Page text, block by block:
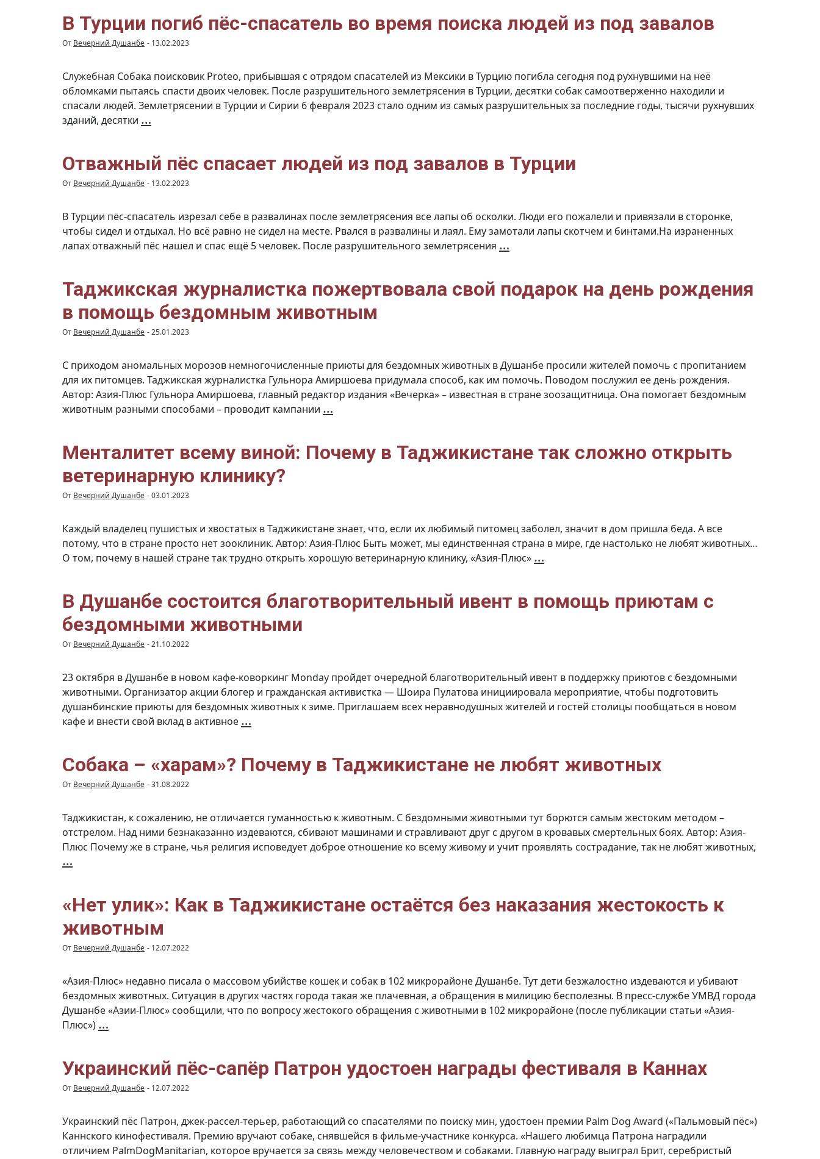
завалов
свою
семью
подавая
знаки
В Турции погиб пёс-спасатель во время поиска людей из под завалов
От Вечерний Душанбе - 13.02.2023
Служебная Собака поисковик Proteo, прибывшая с отрядом спасателей из Мексики в Турцию погибла сегодня под рухнувшими на неё
обломками пытаясь спасти двоих человек. После разрушительного землетрясения в Турции, десятки собак самоотверженно находили и
спасали людей. Землетрясении в Турции и Сирии 6 февраля 2023 стало одним из самых разрушительных за последние годы, тысячи рухнувших
зданий, десятки …Турции
погиб
во
время
поиска
людей
из
под
Отважный пёс спасает людей из под завалов в Турции
От Вечерний Душанбе - 13.02.2023
В Турции пёс-спасатель изрезал себе в развалинах после землетрясения все лапы об осколки. Люди его пожалели и привязали в сторонке,
чтобы сидел и отдыхал. Но всё равно не сидел на месте. Рвался в развалины и лаял. Ему замотали лапы скотчем и бинтами.На израненных
лапах отважный пёс нашел и спас ещё 5 человек. После разрушительного землетрясения …пёс
спасает
завалов
в
Турции
Таджикская журналистка пожертвовала свой подарок на день рождения
в помощь бездомным животным
От Вечерний Душанбе -25.01.2023
С приходом аномальных морозов немногочисленные приюты для бездомных животных в Душанбе просили жителей помочь с пропитанием
для их питомцев. Таджикская журналистка Гульнора Амиршоева придумала способ, как им помочь. Поводом послужил ее день рождения.
Автор: Азия-Плюс Гульнора Амиршоева, главный редактор издания «Вечерка» – известная в стране зоозащитница. Она помогает бездомным
животным разными способами – проводит кампании … Таджикская
журналистка
пожертвовала
день
рождения
в
Менталитет всему виной: Почему в Таджикистане так сложно открыть
ветеринарную клинику?
От Вечерний Душанбе -03.01.2023
Каждый владелец пушистых и хвостатых в Таджикистане знает, что, если их любимый питомец заболел, значит в дом пришла беда. А все
потому, что в стране просто нет зооклиник. Автор: Азия-Плюс Быть может, мы единственная страна в мире, где настолько не любят животных…
О том, почему в нашей стране так трудно открыть хорошую ветеринарную клинику, «Азия-Плюс» … Менталитет
всему
виной:
так
сложно
открыть
В Душанбе состоится благотворительный ивент в помощь приютам с
бездомными животными
От Вечерний Душанбе -21.10.2022
23 октября в Душанбе в новом кафе-коворкинг Monday пройдет очередной благотворительный ивент в поддержку приютов с бездомными
животными. Организатор акции блогер и гражданская активистка — Шоира Пулатова инициировала мероприятие, чтобы подготовить
душанбинские приюты для бездомных животных к зиме. Приглашаем всех неравнодушных жителей и гостей столицы пообщаться в новом
кафе и внести свой вклад в активное …Душанбе
состоится
в
помощь
приютам
с
Собака – «харам»? Почему в Таджикистане не любят животных
От Вечерний Душанбе -31.08.2022
Таджикистан, к сожалению, не отличается гуманностью к животным. С бездомными животными тут борются самым жестоким методом –
отстрелом. Над ними безнаказанно издеваются, сбивают машинами и стравливают друг с другом в кровавых смертельных боях. Автор: Азия-
Плюс Почему же в стране, чья религия исповедует доброе отношение ко всему живому и учит проявлять сострадание, так не любят животных,
…–«харам»?
Таджикистане
не
любят
животных
«Нет улик»: Как в Таджикистане остаётся без наказания жестокость к
животным
От Вечерний Душанбе - 12.07.2022
«Азия-Плюс» недавно писала о массовом убийстве кошек и собак в 102 микрорайоне Душанбе. Тут дети безжалостно издеваются и убивают
бездомных животных. Ситуация в других частях города такая же плачевная, а обращения в милицию бесполезны. В пресс-службе УМВД города
Душанбе «Азии-Плюс» сообщили, что по вопросу жестокого обращения с животными в 102 микрорайоне (после публикации статьи «Азия-
Плюс») …улик»:
Как
остаётся
без
наказания
жестокость
к
животным
Украинский пёс-сапёр Патрон удостоен награды фестиваля в Каннах
От Вечерний Душанбе - 12.07.2022
Украинский пёс Патрон, джек-рассел-терьер, работающий со спасателями по поиску мин, удостоен премии Palm Dog Award («Пальмовый пёс»)
Каннского кинофестиваля. Премию вручают собаке, снявшейся в фильме-участнике конкурса. «Нашего любимца Патрона наградили
отличием PalmDogManitarian, которое вручается за связь между человечеством и собаками. Главную награду выиграл Брит, серебристый